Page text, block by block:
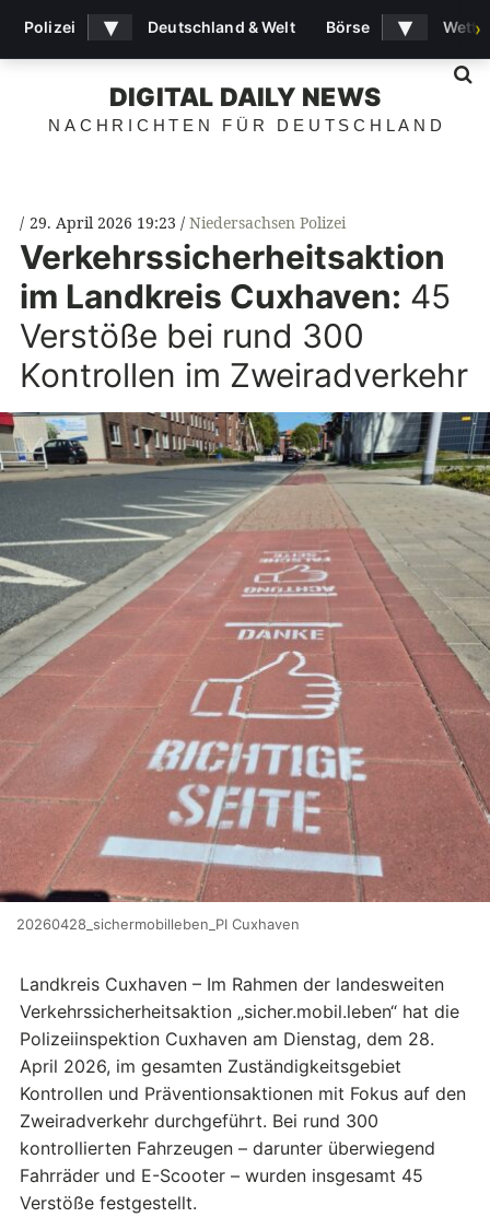
DIGITAL DAILY NEWS
NACHRICHTEN FÜR DEUTSCHLAND
29. April 2026 19:23 Niedersachsen Polizei
Verkehrssicherheitsaktion
im Landkreis Cuxhaven: 45
Verstöße bei rund 300
Kontrollen im Zweiradverkehr
20260428_sichermobilleben_PI Cuxhaven
Landkreis Cuxhaven – Im Rahmen der landesweiten
Verkehrssicherheitsaktion „sicher.mobil.leben“ hat die
Polizeiinspektion Cuxhaven am Dienstag, dem 28.
April 2026, im gesamten Zuständigkeitsgebiet
Kontrollen und Präventionsaktionen mit Fokus auf den
Zweiradverkehr durchgeführt. Bei rund 300
kontrollierten Fahrzeugen – darunter überwiegend
Fahrräder und E-Scooter – wurden insgesamt 45
Verstöße festgestellt.
Polizei ▾ Deutschland & Welt Börse ▾ ›